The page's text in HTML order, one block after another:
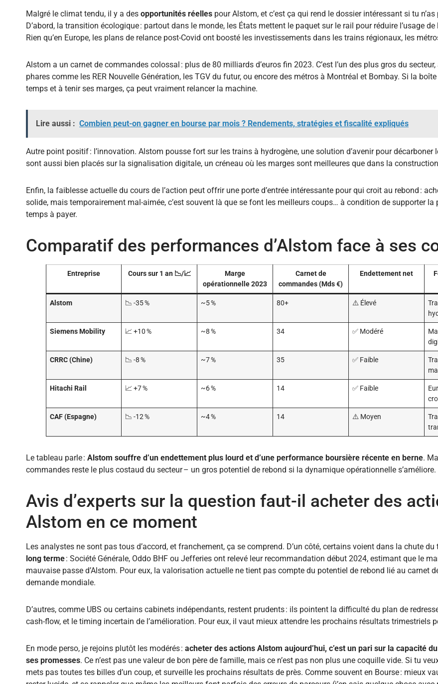
Malgré le climat tendu, il y a des opportunités réelles pour Alstom, et c’est ça qui rend le dossier intéressant si tu
D’abord, la transition écologique : partout dans le monde, les États mettent le paquet sur le rail pour réduire l’usage de
Rien qu’en Europe, les plans de relance post-Covid ont boosté les investissements dans les trains régionaux, les
Alstom a un carnet de commandes colossal : plus de 80 milliards d’euros fin 2023. C’est l’un des plus gros du
phares comme les RER Nouvelle Génération, les TGV du futur, ou encore des métros à Montréal et Bombay. Si la
temps et à tenir ses marges, ça peut vraiment relancer la machine.
Lire aussi : Combien peut-on gagner en bourse par mois ? Rendements, stratégies et fiscalité expliqués
Autre point positif : l’innovation. Alstom pousse fort sur les trains à hydrogène, une solution d’avenir pour décarboner
sont aussi bien placés sur la signalisation digitale, un créneau où les marges sont meilleures que dans la
Enfin, la faiblesse actuelle du cours de l’action peut offrir une porte d’entrée intéressante pour qui croit au rebond :
solide, mais temporairement mal-aimée, c’est souvent là que se font les meilleurs coups… à condition de supporter la
temps à payer.
Comparatif des performances d’Alstom face à ses
Entreprise Cours sur 1 an 📉/📈
Marge
opérationnelle 2023
Carnet de
commandes (Mds €)
Endettement net
Alstom 📉 -35 % ~5 % 80+ ⚠️ Élevé
Siemens Mobility 📈 +10 % ~8 % 34 ✅ Modéré
CRRC (Chine) 📉 -8 % ~7 % 35 ✅ Faible
Hitachi Rail 📈 +7 % ~6 % 14 ✅ Faible
CAF (Espagne) 📉 -12 % ~4 % 14 ⚠️ Moyen
Le tableau parle : Alstom souffre d’un endettement plus lourd et d’une performance boursière récente en berne.
commandes reste le plus costaud du secteur – un gros potentiel de rebond si la dynamique opérationnelle s’améliore.
Avis d’experts sur la question faut-il acheter des
Alstom en ce moment
Les analystes ne sont pas tous d’accord, et franchement, ça se comprend. D’un côté, certains voient dans la chute du
long terme: Société Générale, Oddo BHF ou Jefferies ont relevé leur recommandation début 2024, estimant que le
mauvaise passe d’Alstom. Pour eux, la valorisation actuelle ne tient pas compte du potentiel de rebond lié au carnet
demande mondiale.
D’autres, comme UBS ou certains cabinets indépendants, restent prudents : ils pointent la difficulté du plan de
cash-flow, et le timing incertain de l’amélioration. Pour eux, il vaut mieux attendre les prochains résultats trimestriels
En mode perso, je rejoins plutôt les modérés : acheter des actions Alstom aujourd’hui, c’est un pari sur la capacité
ses promesses. Ce n’est pas une valeur de bon père de famille, mais ce n’est pas non plus une coquille vide. Si tu
mets pas toutes tes billes d’un coup, et surveille les prochains résultats de près. Comme souvent en Bourse : mieux